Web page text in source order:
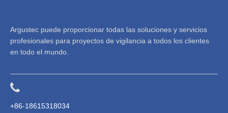
Argustec puede proporcionar todas las soluciones y servicios
profesionales para proyectos de vigilancia a todos los clientes
en todo el mundo.
+86-18615318034